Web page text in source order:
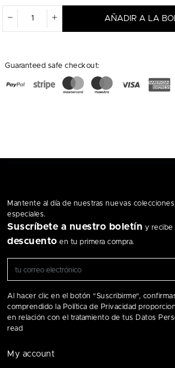
AÑADIR A LA
Guaranteed safe checkout:
Mantente al día de nuestras nuevas
especiales.
Suscríbete a nuestro boletín y recibe
descuento en tu primera compra.
Al hacer clic en el botón "Suscribirme",
comprendido la Política de Privacidad
en relación con el tratamiento de tus Datos
read
My account